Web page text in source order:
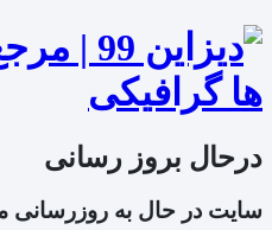
درحال بروز رسانی
سایت در حال به روزرسانی